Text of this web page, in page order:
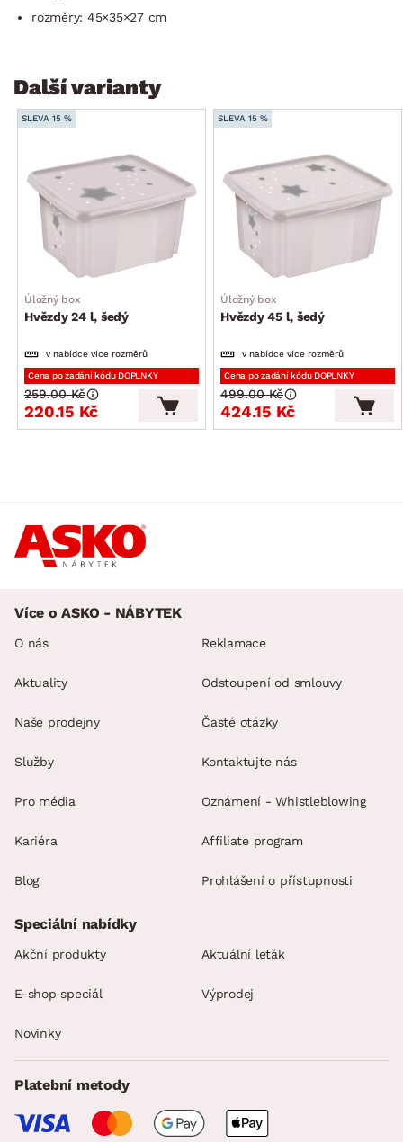
rozměry: 45×35×27 cm
Další varianty
SLEVA 15 %
Úložný box
Hvězdy 24 l, šedý
v nabídce více rozměrů
Cena po zadání kódu DOPLNKY
220.15 Kč
259.00 Kč
SLEVA 15 %
Úložný box
Hvězdy 45 l, šedý
v nabídce více rozměrů
Cena po zadání kódu DOPLNKY
424.15 Kč
499.00 Kč
Více o ASKO - NÁBYTEK
O nás
Aktuality
Naše prodejny
Služby
Pro média
Kariéra
Blog
Reklamace
Odstoupení od smlouvy
Časté otázky
Kontaktujte nás
Oznámení - Whistleblowing
Affiliate program
Prohlášení o přístupnosti
Speciální nabídky
Akční produkty Aktuální leták
E-shop speciál Výprodej
Novinky
Platební metody